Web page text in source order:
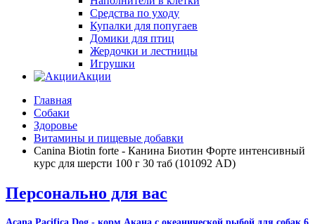
Средства по уходу
Купалки для попугаев
Домики для птиц
Жердочки и лестницы
Игрушки
Акции
Главная
Собаки
Здоровье
Витамины и пищевые добавки
Canina Biotin forte - Канина Биотин Форте интенсивный
курс для шерсти 100 г 30 таб (101092 AD)
Персонально для вас